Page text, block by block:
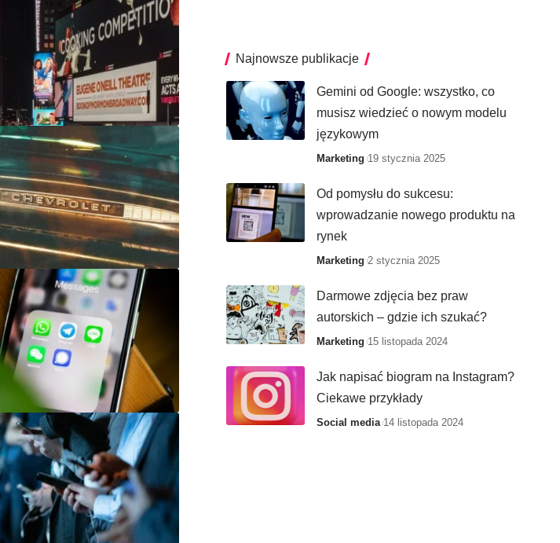
Najnowsze publikacje
Gemini od Google: wszystko, co
musisz wiedzieć o nowym modelu
językowym
Marketing 19 stycznia 2025
Od pomysłu do sukcesu:
wprowadzanie nowego produktu na
rynek
Marketing 2 stycznia 2025
Darmowe zdjęcia bez praw
autorskich – gdzie ich szukać?
Marketing 15 listopada 2024
Jak napisać biogram na Instagram?
Ciekawe przykłady
Social media 14 listopada 2024